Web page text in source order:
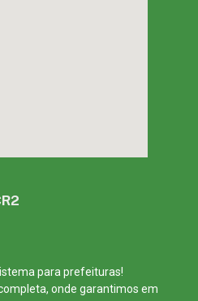
para prefeituras!
onde garantimos em